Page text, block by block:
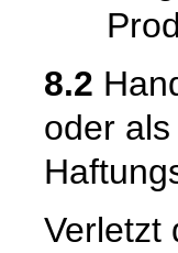
8.2
oder
Verletzt